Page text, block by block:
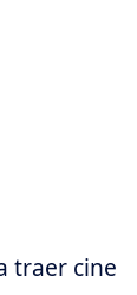
traer cine